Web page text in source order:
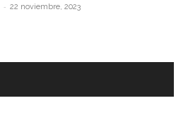
- 22 noviembre, 2023